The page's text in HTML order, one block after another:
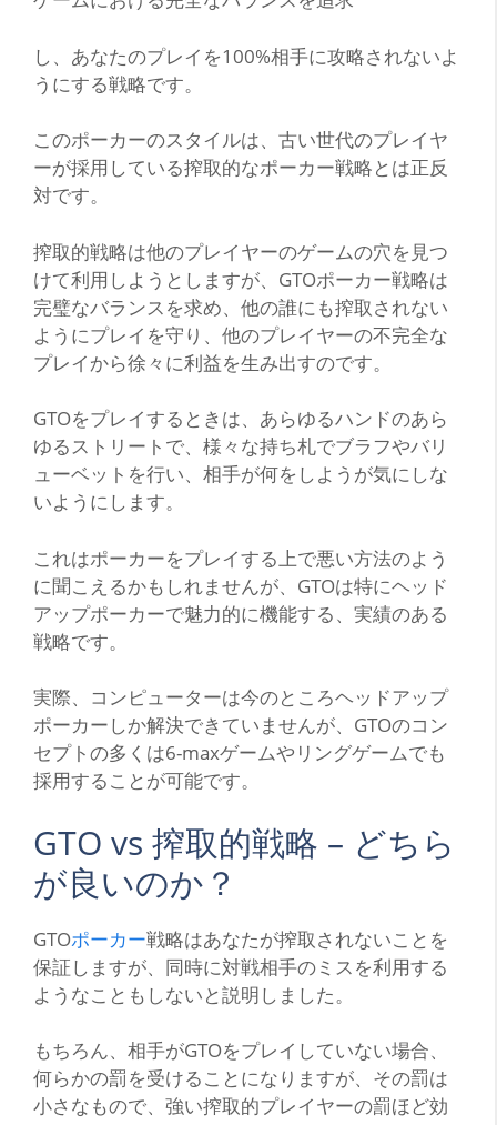
し、あなたのプレイを100%相手に攻略されないよ
うにする戦略です。
このポーカーのスタイルは、古い世代のプレイヤ
ーが採用している搾取的なポーカー戦略とは正反
対です。
搾取的戦略は他のプレイヤーのゲームの穴を見つ
けて利用しようとしますが、 GTOポーカー戦略は
完璧なバランスを求め、他の誰にも搾取されない
ようにプレイを守り、他のプレイヤーの不完全な
プレイから徐々に利益を生み出すのです。
GTOをプレイするときは、あらゆるハンドのあら
ゆるストリートで、様々な持ち札でブラフやバリ
ューベットを行い、相手が何をしようが気にしな
いようにします。
これはポーカーをプレイする上で悪い方法のよう
に聞こえるかもしれませんが、 GTOは特にヘッド
アップポーカーで魅力的に機能する、実績のある
戦略です。
実際、コンピューターは今のところヘッドアップ
ポーカーしか解決できていませんが、 GTOのコン
セプトの多くは6-maxゲームやリングゲームでも
採用することが可能です。
GTO vs 搾取的戦略 – どちら
が良いのか？
GTOポーカー戦略はあなたが搾取されないことを
保証しますが、同時に対戦相手のミスを利用する
ようなこともしないと説明しました。
もちろん、相手がGTOをプレイしていない場合、
何らかの罰を受けることになりますが、その罰は
小さなもので、強い搾取的プレイヤーの罰ほど効